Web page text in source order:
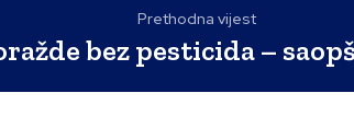
Prethodna vijest
bez pesticida –